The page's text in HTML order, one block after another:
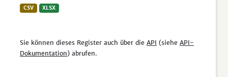
CSV XLSX
Sie können dieses Register auch über die API (siehe API-
Dokumentation) abrufen.